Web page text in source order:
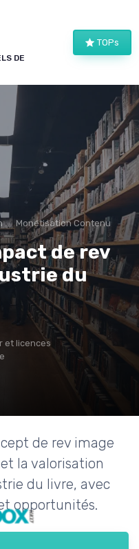
DE
TOPs
Monétisation Contenu
de rev
du
et licences
de rev image
la valorisation
du livre, avec
opportunités.